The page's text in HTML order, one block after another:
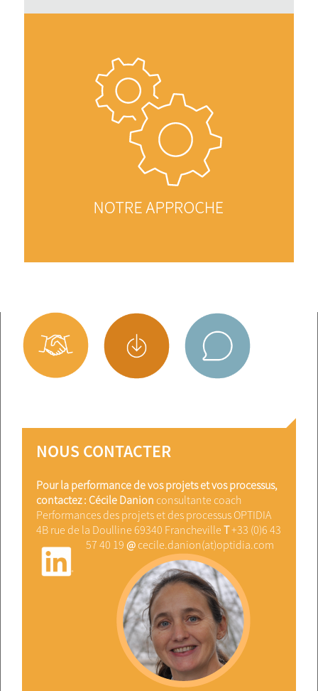
NOUS CONTACTER
Pour la performance de vos projets et vos processus,
contactez : Cécile Danion consultante coach
Performances des projets et des processus OPTIDIA
4B rue de la Doulline 69340 Francheville T+33 (0)6 43
57 40 19 @ cecile.danion(at)optidia.com